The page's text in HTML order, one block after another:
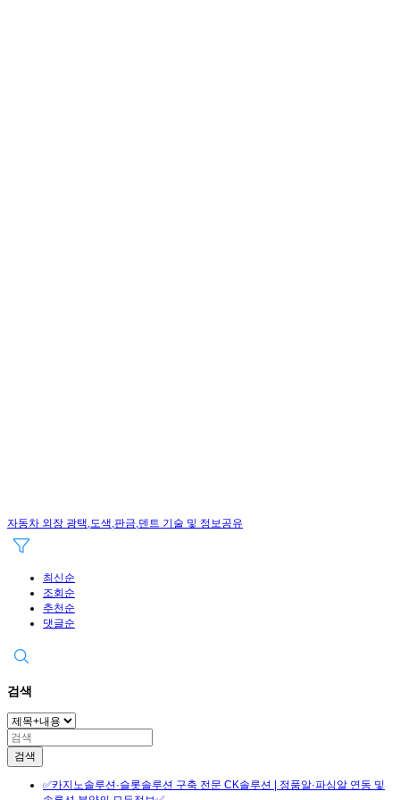
자동차 외장 광택,도색,판금,덴트 기술 및 정보공유
최신순
조회순
추천순
댓글순
검색
검색
✅카지노솔루션·슬롯솔루션 구축 전문 CK솔루션 | 정품알·파싱알 연동 및